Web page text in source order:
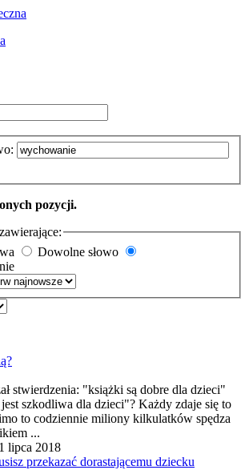
pozycji.
Dowolne słowo
stwierdzenia: "książki są dobre dla dzieci"
szkodliwa dla dzieci"? Każdy zdaje się to
to codziennie miliony kilkulatków spędza
...
lipca 2018
przekazać dorastającemu dziecku